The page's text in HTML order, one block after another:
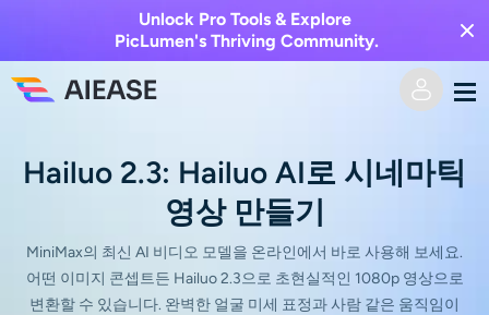
Unlock Pro Tools & Explore
PicLumen's Thriving Community.
텍스트를 비디오로
비디오 효과
Hailuo 2.3: Hailuo AI로 시네마틱
영상 만들기
MiniMax의 최신 AI 비디오 모델을 온라인에서 바로 사용해 보세요.
어떤 이미지 콘셉트든 Hailuo 2.3으로 초현실적인 1080p 영상으로
변환할 수 있습니다. 완벽한 얼굴 미세 표정과 사람 같은 움직임이